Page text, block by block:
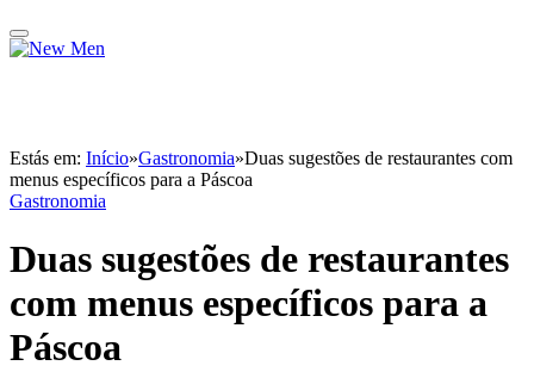
Estás em: Início»Gastronomia»Duas sugestões de restaurantes com
menus específicos para a Páscoa
Gastronomia
Duas sugestões de restaurantes
com menus específicos para a
Páscoa